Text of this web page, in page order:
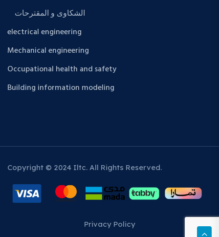
الشكاوى و المقترحات
electrical engineering
Mechanical engineering
Occupational health and safety
Building information modeling
Copyright © 2024 Iltc. All Rights Reserved.
Privacy Policy